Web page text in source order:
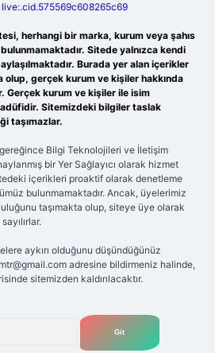
herhangi bir marka, kurum veya şahıs
Sitede yalnızca kendi
Burada yer alan içerikler
olup, gerçek kurum ve kişiler hakkında
Gerçek kurum ve kişiler ile isim
Sitemizdeki bilgiler taslak
taşımazlar.
Bilgi Teknolojileri ve İletişim
bir Yer Sağlayıcı olarak hizmet
içerikleri proaktif olarak denetleme
bulunmamaktadır. Ancak, üyelerimiz
taşımakta olup, siteye üye olarak
aykırı olduğunu düşündüğünüz
adresine bildirmeniz halinde,
sitemizden kaldırılacaktır.